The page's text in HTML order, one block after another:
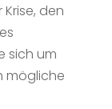
den
sich um
mögliche